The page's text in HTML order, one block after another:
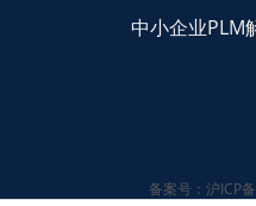
中小企业PLM
备案号：沪ICP